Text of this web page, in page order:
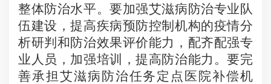
整体防治水平。要加强艾滋病防治专业队
伍建设，提高疾病预防控制机构的疫情分
析研判和防治效果评价能力，配齐配强专
业人员，加强培训，提高防治能力。要完
善承担艾滋病防治任务定点医院补偿机